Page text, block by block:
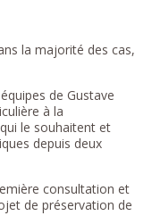
la majorité des cas,
de Gustave
à la
le souhaitent et
depuis deux
consultation et
de préservation de